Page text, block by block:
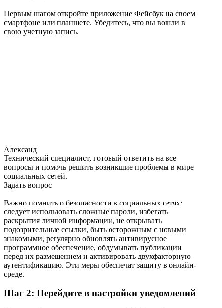
Первым шагом откройте приложение Фейсбук на своем
смартфоне или планшете. Убедитесь, что вы вошли в
свою учетную запись.
Александ
Технический специалист, готовый ответить на все
вопросы и помочь решить возникшие проблемы в мире
социальных сетей.
Задать вопрос
Важно помнить о безопасности в социальных сетях:
следует использовать сложные пароли, избегать
раскрытия личной информации, не открывать
подозрительные ссылки, быть осторожным с новыми
знакомыми, регулярно обновлять антивирусное
программное обеспечение, обдумывать публикации
перед их размещением и активировать двухфакторную
аутентификацию. Эти меры обеспечат защиту в онлайн-
среде.
Шаг 2: Перейдите в настройки уведомлений